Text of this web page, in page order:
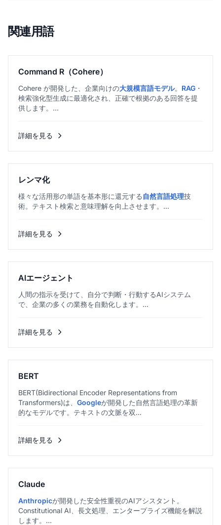
関連用語
Command R（Cohere）
Cohere が開発した、企業向けの大規模言語モデル。 RAG ・
検索強化型生成に最適化され、正確で根拠のある回答を提
供します。...
詳細を見る
レンマ化
様々な活用形の単語を基本形に還元する 自然言語処理技
術。テキスト検索と意味理解を向上させます。...
詳細を見る
AIエージェント
人間の指示を受けて、自分で判断・行動するAIシステム
で、企業の多くの業務を自動化します。...
詳細を見る
BERT
BERT(Bidirectional Encoder Representations from
Transformers)は、 Googleが開発した自然言語処理の革新
的なモデルです。テキストの文脈を双...
詳細を見る
Claude
Anthropicが開発した安全性重視のAIアシスタント。
Constitutional AI、長文処理、エンタープライズ機能を解説
します。...